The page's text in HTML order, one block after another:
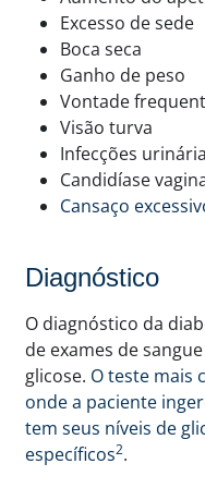
Excesso de sede
Boca seca
Ganho de peso
Vontade
Visão turva
Infecções
Candidíase
Cansaço
Diagnóstico
O diagnóstico da
de exames de
glicose. O teste mais
onde a paciente
tem seus níveis de
específicos2.